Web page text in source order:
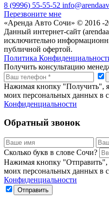
8 (9996) 55-55-52
Перезвоните мне
«Аренда Авто Сочи» © 2016 -
Данный интернет-сайт
исключительно
публичной офертой.
Политика
Получить консультацию
Нажимая кнопку "Получить", я
моих персональных данных в
Конфиденциальности
Обратный звонок
Сколько букв в слове Сочи?
Нажимая кнопку "Отправить",
моих персональных данных в
Конфиденциальности